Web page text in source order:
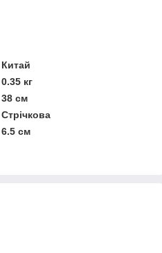
Китай
0.35 кг
38 см
Стрічкова
6.5 см